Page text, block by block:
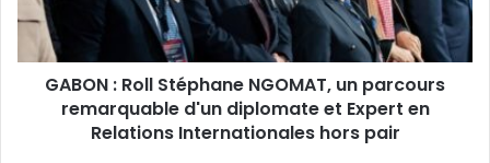
parcours
remarquable
d'un
diplomate
GABON : Roll Stéphane NGOMAT, un parcours
remarquable d'un diplomate et Expert en
Relations Internationales hors pair